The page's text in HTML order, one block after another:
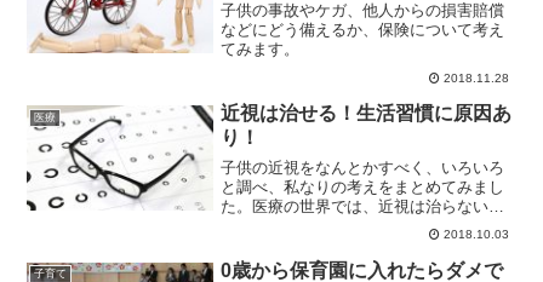
子供の事故やケガ、他人からの損害賠償
などにどう備えるか、保険について考え
てみます。
2018.11.28
医療
近視は治せる！生活習慣に原因あ
り！
子供の近視をなんとかすべく、いろいろ
と調べ、私なりの考えをまとめてみまし
た。医療の世界では、近視は治らないと
言われていますが、私は治ると考えま
す。先天的なことよりも、環境依存の方
が影響が大きいと思うからです。
2018.10.03
子育て
0歳から保育園に入れたらダメで